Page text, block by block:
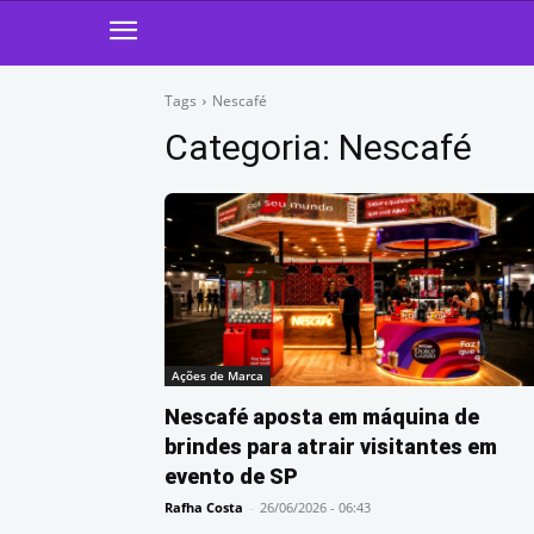
Tags Nescafé
Categoria: Nescafé
Ações de Marca
Nescafé aposta em máquina de
brindes para atrair visitantes em
evento de SP
Rafha Costa - 26/06/2026 - 06:43